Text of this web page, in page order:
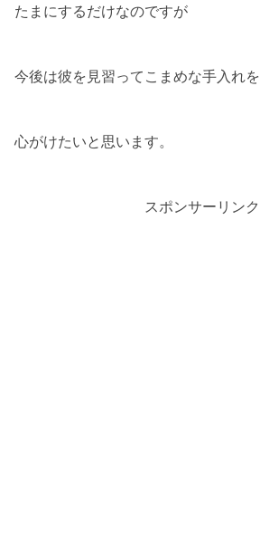
たまにするだけなのですが
今後は彼を見習ってこまめな手入れを
心がけたいと思います。
スポンサーリンク